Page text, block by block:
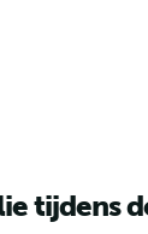
tijdens